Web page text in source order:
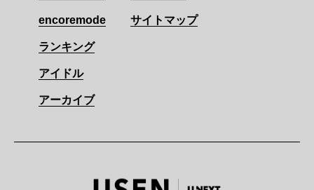
encoremode
ランキング
アイドル
アーカイブ
サイトマップ